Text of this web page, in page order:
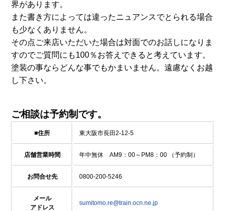
界があります。
また書き方によっては違ったニュアンスでとられる場合
も少なくありません。
その点ご来店いただいた場合は対面でのお話しになりま
すのでご質問にも100％お答えできると考えています。
塗装の事ならどんな事でもかまいません。遠慮なくお越
し下さい。
ご相談は予約制です。
■住所 東大阪市長田2-12-5
店舗営業時間 年中無休 AM9：00～PM8：00 （予約制）
お問合せ先 0800-200-5246
メール
アドレス
sumitomo.re@train.ocn.ne.jp